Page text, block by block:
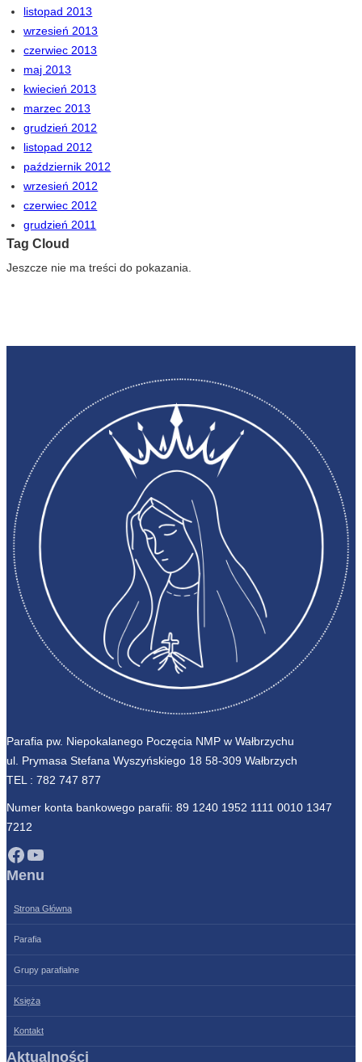
listopad 2013
wrzesień 2013
czerwiec 2013
maj 2013
kwiecień 2013
marzec 2013
grudzień 2012
listopad 2012
październik 2012
wrzesień 2012
czerwiec 2012
grudzień 2011
Tag Cloud
Jeszcze nie ma treści do pokazania.
Parafia pw. Niepokalanego Poczęcia NMP w Wałbrzychu
ul. Prymasa Stefana Wyszyńskiego 18 58-309 Wałbrzych
TEL : 782 747 877
Numer konta bankowego parafii: 89 1240 1952 1111 0010 1347
7212
Facebook YouTube
Menu
Strona Główna
Parafia
Grupy parafialne
Księża
Kontakt
Aktualności